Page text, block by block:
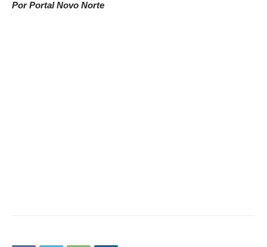
Por Portal Novo Norte